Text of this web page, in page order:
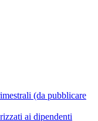
(da pubblicare
ai dipendenti